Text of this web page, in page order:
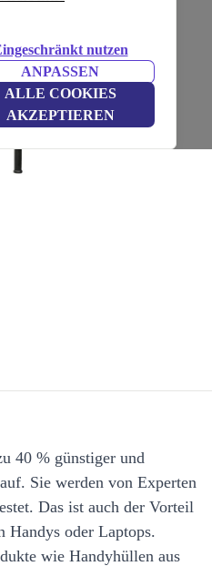
nutzen
ANPASSEN
ALLE COOKIES
AKZEPTIEREN
40 % günstiger und
Sie werden von Experten
Das ist auch der Vorteil
Handys oder Laptops.
wie Handyhüllen aus